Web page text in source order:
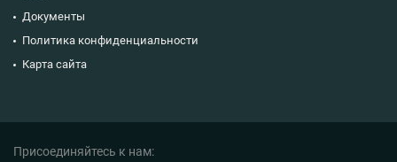
Документы
Политика конфиденциальности
Карта сайта
Присоединяйтесь к нам: